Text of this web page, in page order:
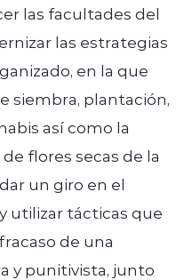
las facultades del
las estrategias
en la que
siembra, plantación,
así como la
flores secas de la
un giro en el
utilizar tácticas que
de una
y punitivista, junto